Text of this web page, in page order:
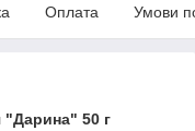
Оплата Умови
"Дарина" 50 г